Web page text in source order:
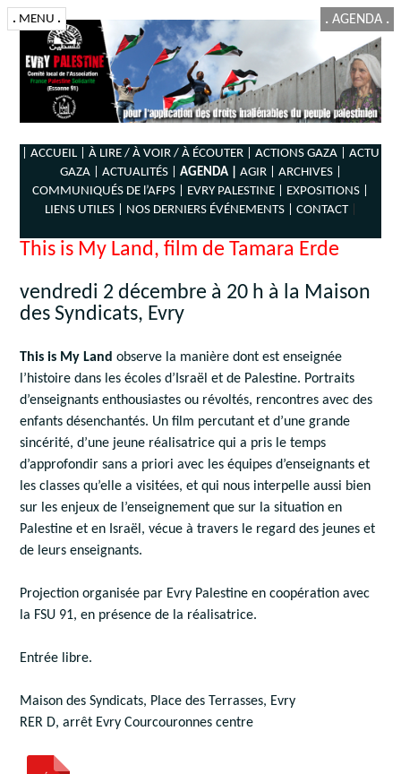
. MENU . . AGENDA .
| ACCUEIL | À LIRE / À VOIR / À ÉCOUTER | ACTIONS GAZA |
ACTU
GAZA |
ACTUALITÉS | AGENDA | AGIR |
ARCHIVES |
COMMUNIQUÉS DE l’AFPS |
EVRY PALESTINE |
EXPOSITIONS |
LIENS UTILES |
NOS DERNIERS ÉVÉNEMENTS | CONTACT|
This is My Land, film de Tamara Erde
vendredi 2 décembre à 20 h à la Maison
des Syndicats, Evry
This is My Landobserve la manière dont est enseignée
l’histoire dans les écoles d’Israël et de Palestine. Portraits
d’enseignants enthousiastes ou révoltés, rencontres avec des
enfants désenchantés. Un film percutant et d’une grande
sincérité, d’une jeune réalisatrice qui a pris le temps
d’approfondir sans a priori avec les équipes d’enseignants et
les classes qu’elle a visitées, et qui nous interpelle aussi bien
sur les enjeux de l’enseignement que sur la situation en
Palestine et en Israël, vécue à travers le regard des jeunes et
de leurs enseignants.
Projection organisée par Evry Palestine en coopération avec
la FSU 91, en présence de la réalisatrice.
Entrée libre.
Maison des Syndicats, Place des Terrasses, Evry
RER D, arrêt Evry Courcouronnes centre